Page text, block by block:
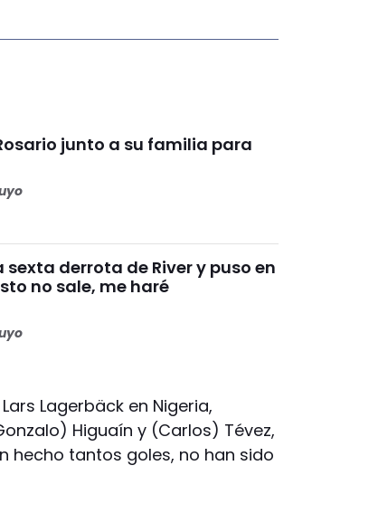
junto a su familia para
derrota de River y puso en
no sale, me haré
Lagerbäck en Nigeria,
Higuaín y (Carlos) Tévez,
hecho tantos goles, no han sido